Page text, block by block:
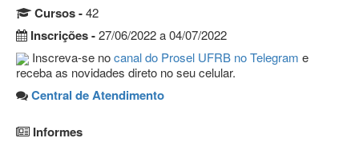
Cursos -42
Inscrições -27/06/2022 a 04/07/2022
Inscreva-se nocanal do Prosel UFRB no Telegram e
receba as novidades direto no seu celular.
Central de Atendimento
Informes